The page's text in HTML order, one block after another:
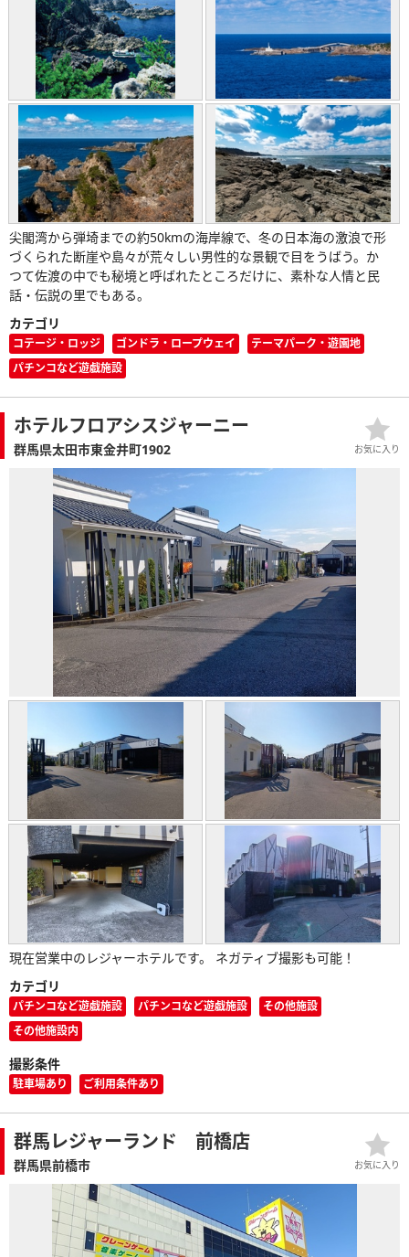
尖閣湾から弾埼までの約50kmの海岸線で、冬の日本海の激浪で形
づくられた断崖や島々が荒々しい男性的な景観で目をうばう。か
つて佐渡の中でも秘境と呼ばれたところだけに、素朴な人情と民
話・伝説の里でもある。
カテゴリ
コテージ・ロッジ ゴンドラ・ロープウェイ
テーマパーク・遊園地
パチンコなど遊戯施設
ホテルフロアシスジャーニー
群馬県太田市東金井町1902
現在営業中のレジャーホテルです。 ネガティブ撮影も可能！
カテゴリ
パチンコなど遊戯施設 パチンコなど遊戯施設
その他施設
その他施設内
撮影条件
駐車場あり ご利用条件あり
お気に入り
群馬レジャーランド 前橋店
群馬県前橋市 お気に入り